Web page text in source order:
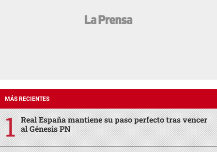
MÁS RECIENTES
Real España mantiene su paso perfecto tras vencer
al Génesis PN